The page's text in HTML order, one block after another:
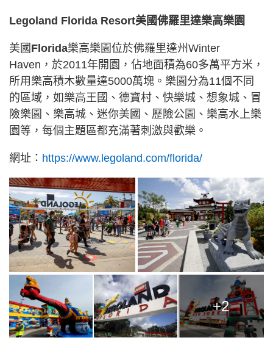
Legoland Florida Resort美國佛羅里達樂高樂園
美國 Florida樂高樂園位於佛羅里達州Winter
Haven，於2011年開園，佔地面積為60多萬平方米，
所用樂高積木數量達5000萬塊。樂園分為11個不同
的區域，如樂高王國、德寶村、快樂城、想象城、冒
險樂園、樂高城、迷你美國、歷險公園、樂高水上樂
園等，每個主題區都充滿著刺激與歡樂。
網址： https://www.legoland.com/florida/
+2